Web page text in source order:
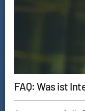
FAQ: Was ist